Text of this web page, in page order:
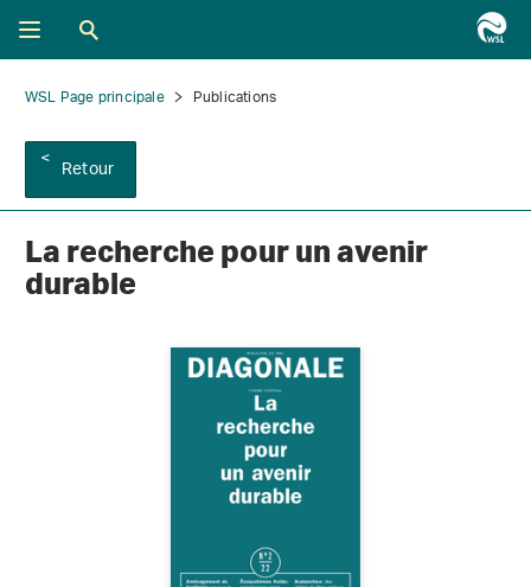
WSL Page principale Publications
Retour
La recherche pour un avenir
durable